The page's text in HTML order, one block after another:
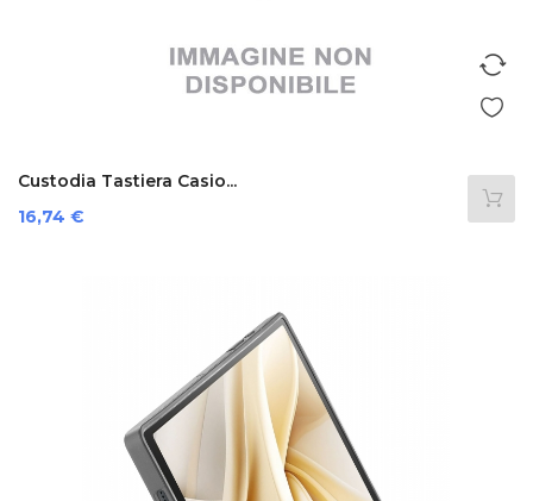
Custodia Tastiera Casio...
Prezzo
16,74 €